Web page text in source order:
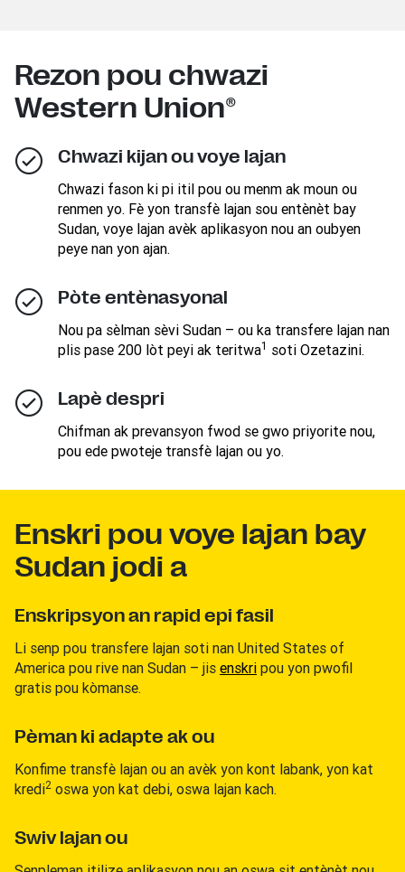
Rezon pou chwazi
Western Union®
Chwazi kijan ou voye lajan
Chwazi fason ki pi itil pou ou menm ak moun ou
renmen yo. Fè yon transfè lajan sou entènèt bay
Sudan, voye lajan avèk aplikasyon nou an oubyen
peye nan yon ajan.
Pòte entènasyonal
Nou pa sèlman sèvi Sudan – ou ka transfere lajan nan
plis pase 200 lòt peyi ak teritwa1 soti Ozetazini.
Lapè despri
Chifman ak prevansyon fwod se gwo priyorite nou,
pou ede pwoteje transfè lajan ou yo.
Enskri pou voye lajan bay
Sudan jodi a
Enskripsyon an rapid epi fasil
Li senp pou transfere lajan soti nan United States of
America pou rive nan Sudan – jis enskri pou yon pwofil
gratis pou kòmanse.
Pèman ki adapte ak ou
Konfime transfè lajan ou an avèk yon kont labank, yon kat
kredi2 oswa yon kat debi, oswa lajan kach.
Swiv lajan ou